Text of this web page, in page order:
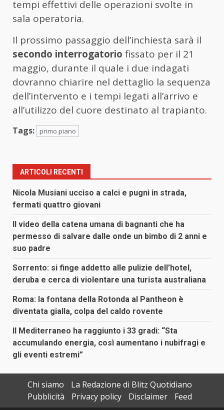
tempi effettivi delle operazioni svolte in
sala operatoria.
Il prossimo passaggio dell’inchiesta sarà il
secondo interrogatorio fissato per il 21
maggio, durante il quale i due indagati
dovranno chiarire nel dettaglio la sequenza
dell’intervento e i tempi legati all’arrivo e
all’utilizzo del cuore destinato al trapianto.
Tags: primo piano
ARTICOLI RECENTI
Nicola Musiani ucciso a calci e pugni in strada,
fermati quattro giovani
Il video della catena umana di bagnanti che ha
permesso di salvare dalle onde un bimbo di 2 anni e
suo padre
Sorrento: si finge addetto alle pulizie dell’hotel,
deruba e cerca di violentare una turista australiana
Roma: la fontana della Rotonda al Pantheon è
diventata gialla, colpa del caldo rovente
Il Mediterraneo ha raggiunto i 33 gradi: “Sta
accumulando energia, così aumentano i nubifragi e
gli eventi estremi”
Chi siamo
La Redazione di Blitz Quotidiano
Pubblicità
Privacy policy Disclaimer Feed